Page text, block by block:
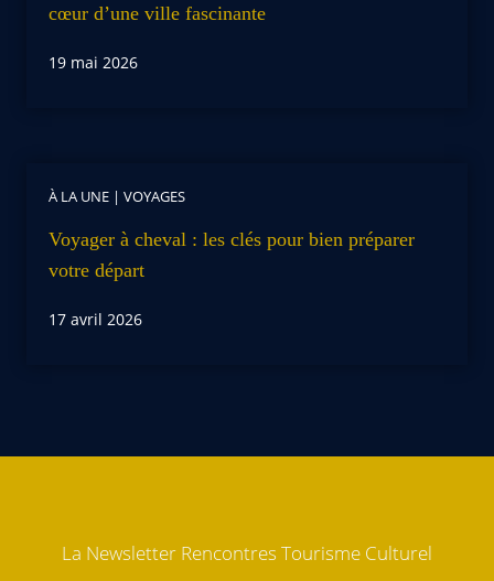
cœur d’une ville fascinante
19 mai 2026
À LA UNE | VOYAGES
Voyager à cheval : les clés pour bien préparer
votre départ
17 avril 2026
La Newsletter Rencontres Tourisme Culturel